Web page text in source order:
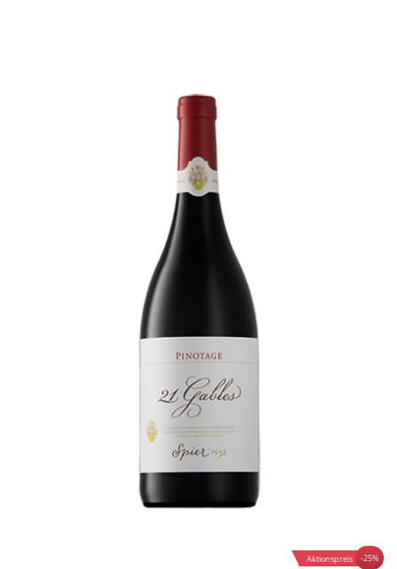
-25%
Aktionspreis